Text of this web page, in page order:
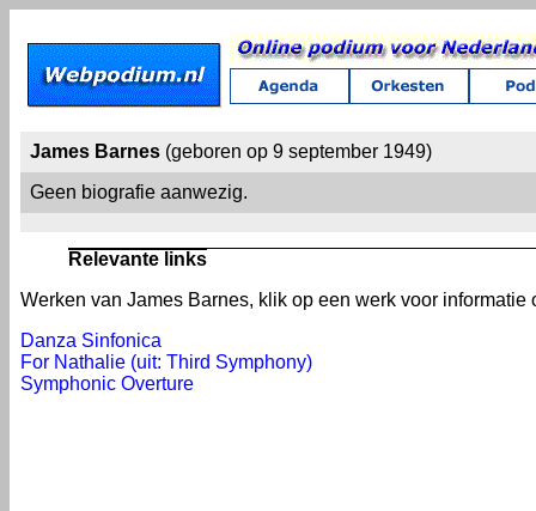
James Barnes (geboren op 9 september 1949)
Geen biografie aanwezig.
Relevante links
Werken van James Barnes, klik op een werk voor informatie
Danza Sinfonica
For Nathalie (uit: Third Symphony)
Symphonic Overture